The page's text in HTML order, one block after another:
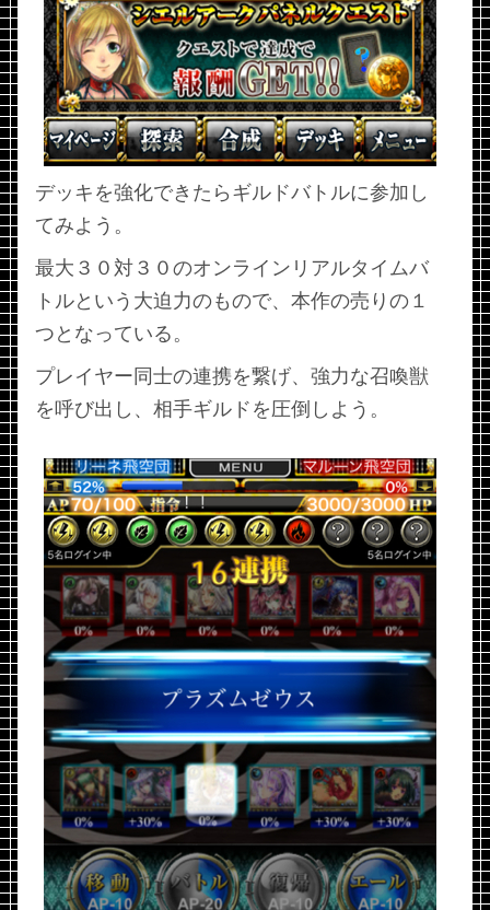
デッキを強化できたらギルドバトルに参加し
てみよう。
最大３０対３０のオンラインリアルタイムバ
トルという大迫力のもので、本作の売りの１
つとなっている。
プレイヤー同士の連携を繋げ、強力な召喚獣
を呼び出し、相手ギルドを圧倒しよう。